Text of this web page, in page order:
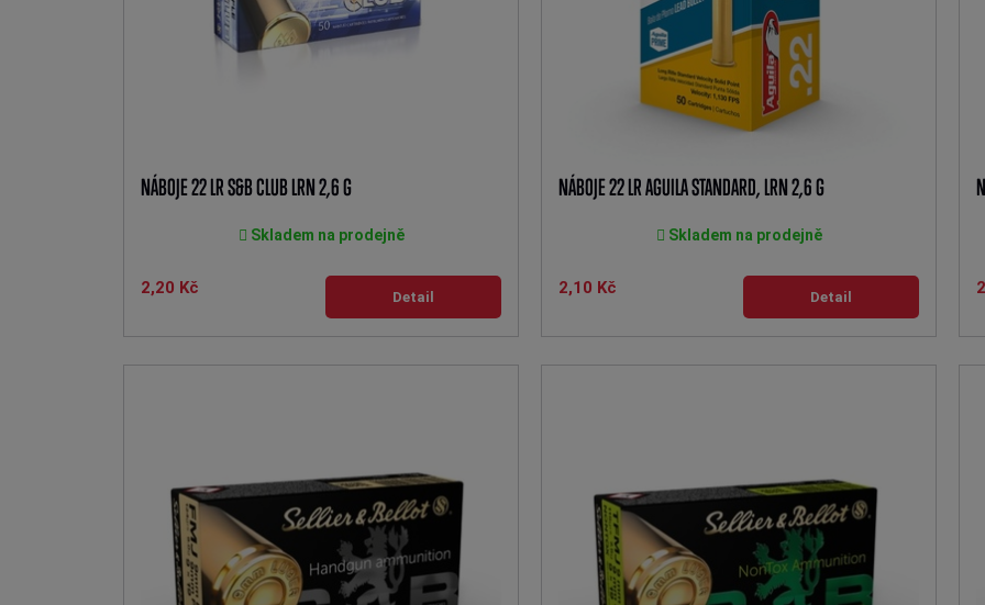
NÁBOJE 22 LR S&B CLUB LRN 2,6 G
Skladem na prodejně
2,20 Kč Detail
NÁBOJE 22 LR AGUILA STANDARD, LRN 2,6 G
Skladem na prodejně
2,10 Kč Detail